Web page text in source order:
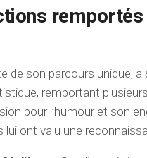
remportés
de son parcours unique,
remportant
pour l’humour et son
lui ont valu une